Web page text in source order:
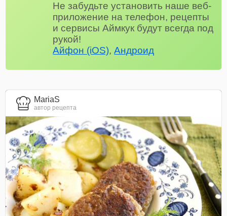
Не забудьте установить наше веб-
приложение на телефон, рецепты
и сервисы Аймкук будут всегда под
рукой!
Айфон (iOS),Андроид
MariaS
автор рецепта